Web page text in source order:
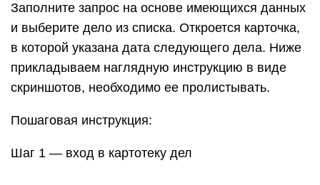
Заполните запрос на основе имеющихся данных
и выберите дело из списка. Откроется карточка,
в которой указана дата следующего дела. Ниже
прикладываем наглядную инструкцию в виде
скриншотов, необходимо ее пролистывать.
Пошаговая инструкция:
Шаг 1 — вход в картотеку дел